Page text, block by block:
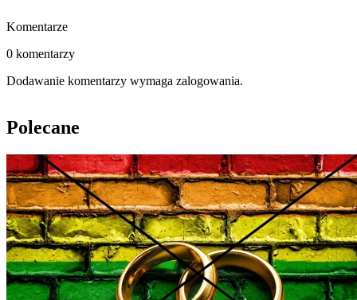
Komentarze
0 komentarzy
Dodawanie komentarzy wymaga zalogowania.
Polecane